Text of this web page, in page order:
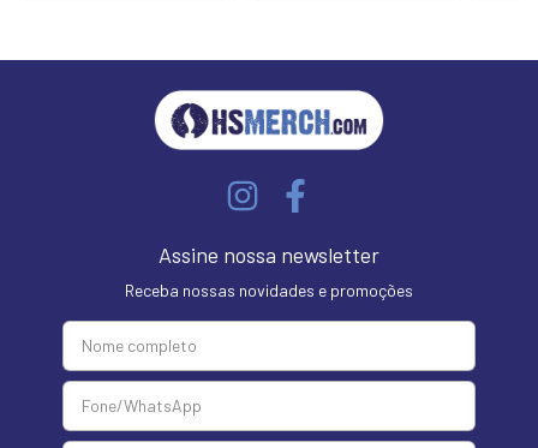
Assine nossa newsletter
Receba nossas novidades e promoções